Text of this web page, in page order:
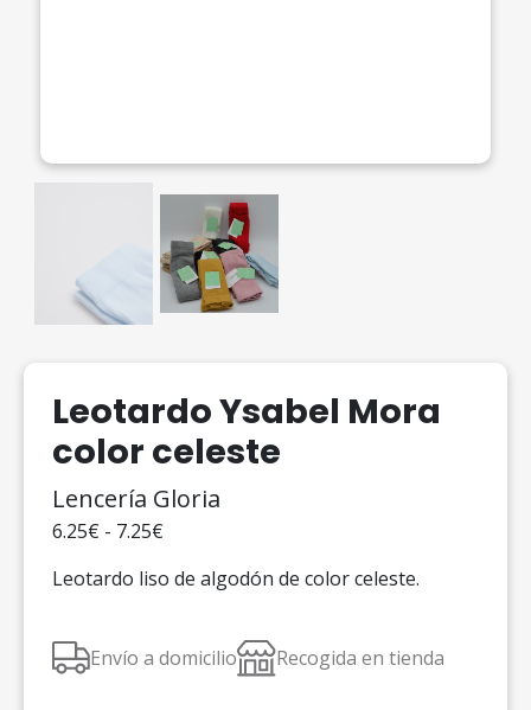
Leotardo Ysabel Mora
color celeste
Lencería Gloria
6.25€ - 7.25€
Leotardo liso de algodón de color celeste.
Envío a domicilio Recogida en tienda